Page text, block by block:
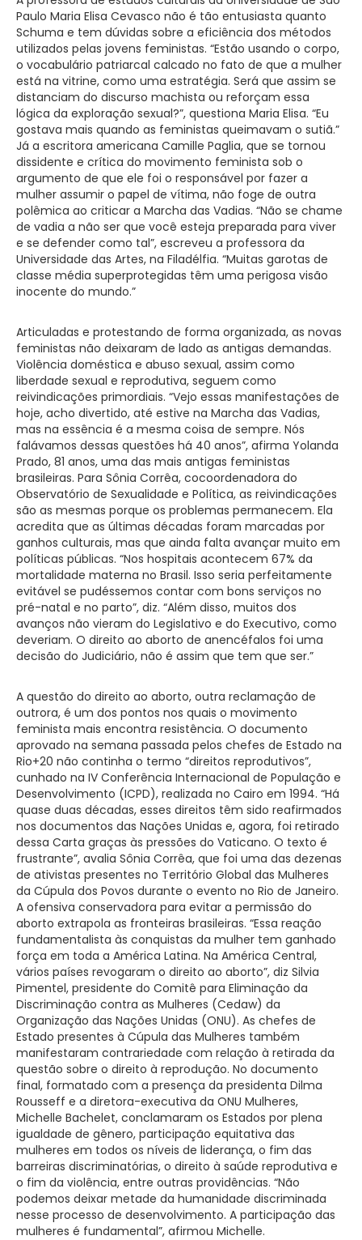
Paulo Maria Elisa Cevasco não é tão entusiasta quanto
Schuma e tem dúvidas sobre a eficiência dos métodos
utilizados pelas jovens feministas. “Estão usando o corpo,
o vocabulário patriarcal calcado no fato de que a mulher
está na vitrine, como uma estratégia. Será que assim se
distanciam do discurso machista ou reforçam essa
lógica da exploração sexual?”, questiona Maria Elisa. “Eu
gostava mais quando as feministas queimavam o sutiã.”
Já a escritora americana Camille Paglia, que se tornou
dissidente e crítica do movimento feminista sob o
argumento de que ele foi o responsável por fazer a
mulher assumir o papel de vítima, não foge de outra
polêmica ao criticar a Marcha das Vadias. “Não se chame
de vadia a não ser que você esteja preparada para viver
e se defender como tal”, escreveu a professora da
Universidade das Artes, na Filadélfia. “Muitas garotas de
classe média superprotegidas têm uma perigosa visão
inocente do mundo.”
Articuladas e protestando de forma organizada, as novas
feministas não deixaram de lado as antigas demandas.
Violência doméstica e abuso sexual, assim como
liberdade sexual e reprodutiva, seguem como
reivindicações primordiais. “Vejo essas manifestações de
hoje, acho divertido, até estive na Marcha das Vadias,
mas na essência é a mesma coisa de sempre. Nós
falávamos dessas questões há 40 anos”, afirma Yolanda
Prado, 81 anos, uma das mais antigas feministas
brasileiras. Para Sônia Corrêa, cocoordenadora do
Observatório de Sexualidade e Política, as reivindicações
são as mesmas porque os problemas permanecem. Ela
acredita que as últimas décadas foram marcadas por
ganhos culturais, mas que ainda falta avançar muito em
políticas públicas. “Nos hospitais acontecem 67% da
mortalidade materna no Brasil. Isso seria perfeitamente
evitável se pudéssemos contar com bons serviços no
pré-natal e no parto”, diz. “Além disso, muitos dos
avanços não vieram do Legislativo e do Executivo, como
deveriam. O direito ao aborto de anencéfalos foi uma
decisão do Judiciário, não é assim que tem que ser.”
A questão do direito ao aborto, outra reclamação de
outrora, é um dos pontos nos quais o movimento
feminista mais encontra resistência. O documento
aprovado na semana passada pelos chefes de Estado na
Rio+20 não continha o termo “direitos reprodutivos”,
cunhado na IV Conferência Internacional de População e
Desenvolvimento (ICPD), realizada no Cairo em 1994. “Há
quase duas décadas, esses direitos têm sido reafirmados
nos documentos das Nações Unidas e, agora, foi retirado
dessa Carta graças às pressões do Vaticano. O texto é
frustrante”, avalia Sônia Corrêa, que foi uma das dezenas
de ativistas presentes no Território Global das Mulheres
da Cúpula dos Povos durante o evento no Rio de Janeiro.
A ofensiva conservadora para evitar a permissão do
aborto extrapola as fronteiras brasileiras. “Essa reação
fundamentalista às conquistas da mulher tem ganhado
força em toda a América Latina. Na América Central,
vários países revogaram o direito ao aborto”, diz Silvia
Pimentel, presidente do Comitê para Eliminação da
Discriminação contra as Mulheres (Cedaw) da
Organização das Nações Unidas (ONU). As chefes de
Estado presentes à Cúpula das Mulheres também
manifestaram contrariedade com relação à retirada da
questão sobre o direito à reprodução. No documento
final, formatado com a presença da presidenta Dilma
Rousseff e a diretora-executiva da ONU Mulheres,
Michelle Bachelet, conclamaram os Estados por plena
igualdade de gênero, participação equitativa das
mulheres em todos os níveis de liderança, o fim das
barreiras discriminatórias, o direito à saúde reprodutiva e
o fim da violência, entre outras providências. “Não
podemos deixar metade da humanidade discriminada
nesse processo de desenvolvimento. A participação das
mulheres é fundamental”, afirmou Michelle.